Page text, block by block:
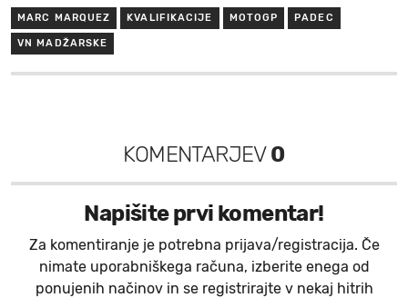
MARC MARQUEZ KVALIFIKACIJE MOTOGP PADEC
VN MADŽARSKE
KOMENTARJEV0
Napišite prvi komentar!
Za komentiranje je potrebna prijava/registracija. Če
nimate uporabniškega računa, izberite enega od
ponujenih načinov in se registrirajte v nekaj hitrih